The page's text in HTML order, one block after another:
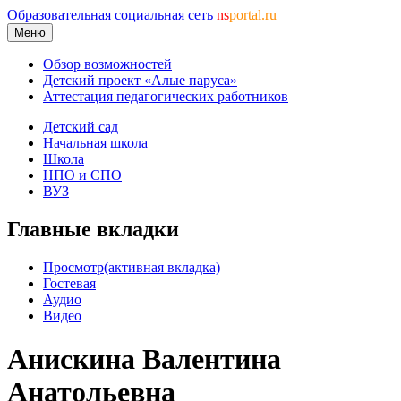
Образовательная социальная сеть nsportal.ru
Меню
Обзор возможностей
Детский проект «Алые паруса»
Аттестация педагогических работников
Детский сад
Начальная школа
Школа
НПО и СПО
ВУЗ
Главные вкладки
Просмотр(активная вкладка)
Гостевая
Аудио
Видео
Анискина Валентина
Анатольевна